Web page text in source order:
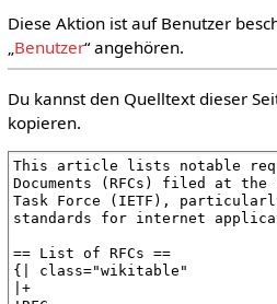
Diese Aktion ist auf Benutzer
„Benutzer“ angehören.
Du kannst den Quelltext dieser
kopieren.